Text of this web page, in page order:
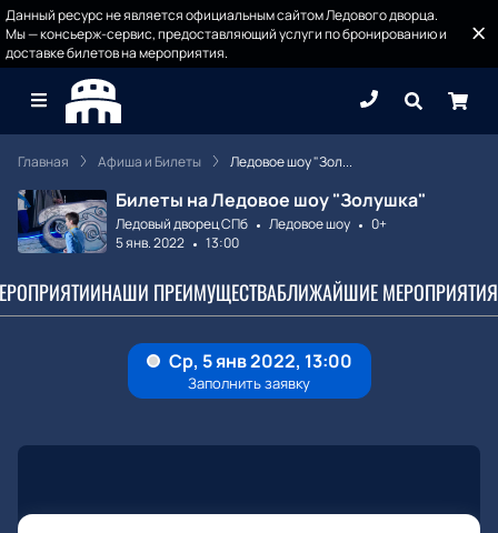
Данный ресурс не является официальным сайтом Ледового дворца.
Мы — консьерж-сервис, предоставляющий услуги по бронированию и
доставке билетов на мероприятия.
Главная Афиша и Билеты Ледовое шоу "Зол...
Билеты на Ледовое шоу "Золушка"
Ледовый дворец СПб Ледовое шоу
0+
5 янв. 2022
13:00
НАШИ ПРЕИМУЩЕСТВАБЛИЖАЙШИЕ МЕРОПРИЯТИЯ